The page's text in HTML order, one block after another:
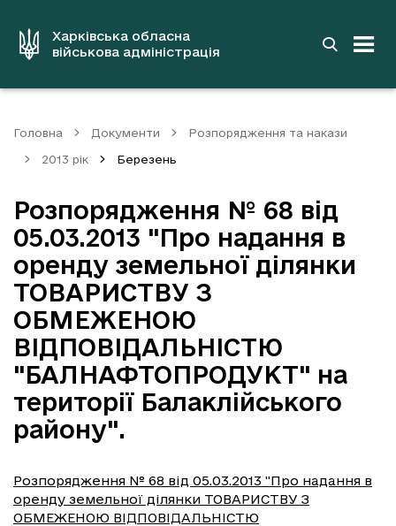
вмістуХарківська обласна
військова адміністрація
Головна Документи Розпорядження та накази
2013 рік Березень
Розпорядження № 68 від
05.03.2013 "Про надання в
оренду земельної ділянки
ТОВАРИСТВУ З
ОБМЕЖЕНОЮ
ВІДПОВІДАЛЬНІСТЮ
"БАЛНАФТОПРОДУКТ" на
території Балаклійського
району".
Розпорядження № 68 від 05.03.2013 "Про надання в
оренду земельної ділянки ТОВАРИСТВУ З
ОБМЕЖЕНОЮ ВІДПОВІДАЛЬНІСТЮ